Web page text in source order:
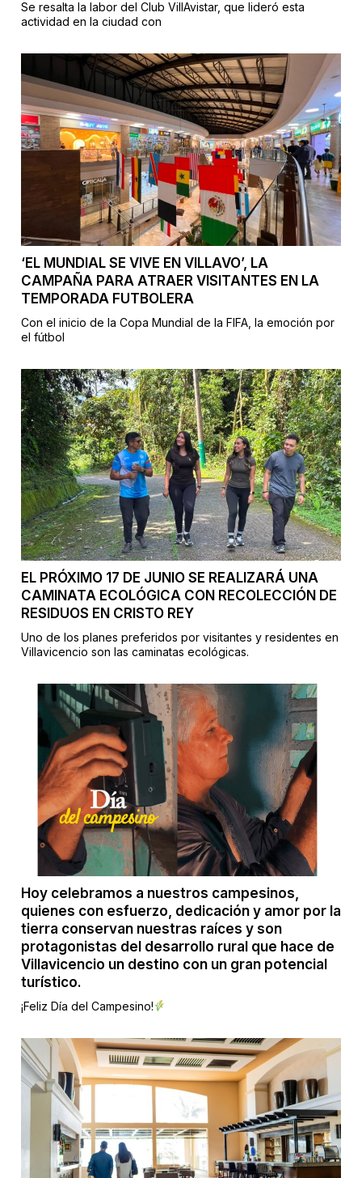
Se resalta la labor del Club VillAvistar, que lideró esta
actividad en la ciudad con
‘EL MUNDIAL SE VIVE EN VILLAVO’, LA
CAMPAÑA PARA ATRAER VISITANTES EN LA
TEMPORADA FUTBOLERA
Con el inicio de la Copa Mundial de la FIFA, la emoción por
el fútbol
EL PRÓXIMO 17 DE JUNIO SE REALIZARÁ UNA
CAMINATA ECOLÓGICA CON RECOLECCIÓN DE
RESIDUOS EN CRISTO REY
Uno de los planes preferidos por visitantes y residentes en
Villavicencio son las caminatas ecológicas.
Hoy celebramos a nuestros campesinos,
quienes con esfuerzo, dedicación y amor por la
tierra conservan nuestras raíces y son
protagonistas del desarrollo rural que hace de
Villavicencio un destino con un gran potencial
turístico.
¡Feliz Día del Campesino!